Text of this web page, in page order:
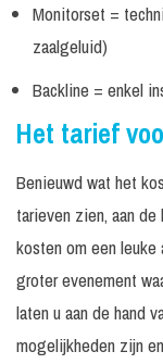
Frank & The Diva
met Toetsenist
Frank & The Diva
met Combo
Frank & The Diva
Orchestra
K3 Tribute act
Mr. Jones & Just
in Case
Tape optreden Mr.
Monitorset =
zaalgeluid)
Backline = enkel
Het tarief
Benieuwd wat het
tarieven zien, aan
kosten om een
groter evenement
laten u aan de hand
mogelijkheden zijn